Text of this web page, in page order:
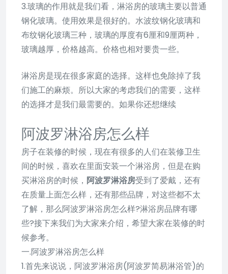
3.玻璃的作用就是我们看，淋浴房的玻璃主要以普通
钢化玻璃。使用效果是很好的。水波纹钢化玻璃和
布纹钢化玻璃三种，玻璃的厚度有6厘和9厘两种，
玻璃越厚，价格越高。价格也相对要贵一些。
淋浴房是现在很多家庭的选择。这样也免除掉了我
们施工的麻烦。所以大家的考虑我们的需要，这样
的选择才是我们最需要的。如果你还想继续
阿波罗淋浴房怎么样
房子在装修的时候，现在有很多的人们在装修卫生
间的时候，喜欢在里面安装一个淋浴房，但是在购
买淋浴房的时候， 阿波罗淋浴房受到了爱戴，还有
在质量上面怎么样，还有那些品牌，对这些都不太
了解，那么阿波罗淋浴房怎么样?淋浴房品牌有哪
些?接下来我们为大家来介绍，希望大家在装修的时
候参考。
一.阿波罗淋浴房怎么样
1.首先来说说，阿波罗淋浴房(阿波罗简易淋浴管)的